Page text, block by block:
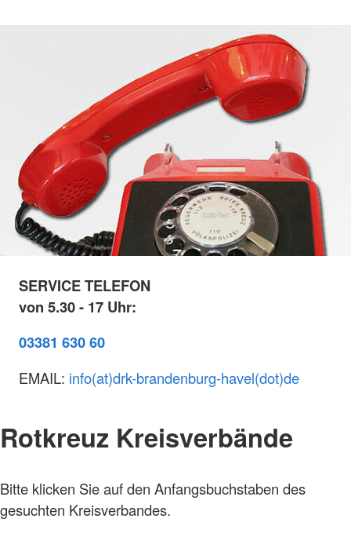
SERVICE TELEFON
von 5.30 - 17 Uhr:
03381 630 60
EMAIL: info(at)drk-brandenburg-havel(dot)de
Rotkreuz Kreisverbände
Bitte klicken Sie auf den Anfangsbuchstaben des
gesuchten Kreisverbandes.